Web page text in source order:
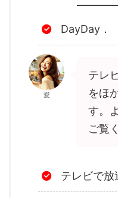
DayDay．
愛
テレ
をほ
す。
ご覧
テレビで放